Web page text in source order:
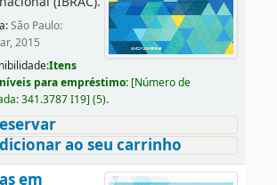
São Paulo:
2015
Itens
para empréstimo: [Número de
341.3787 I19] (5).
ao seu carrinho
em